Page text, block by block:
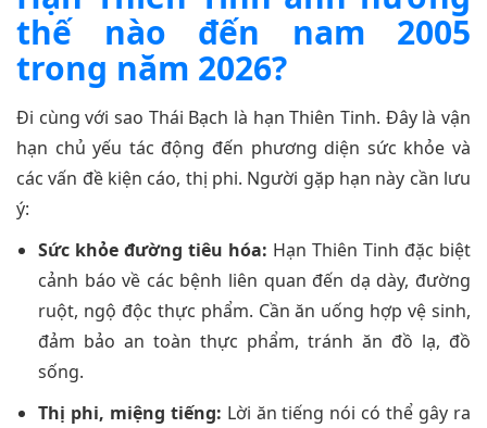
thế nào đến nam 2005
trong năm 2026?
Đi cùng với sao Thái Bạch là hạn Thiên Tinh. Đây là vận
hạn chủ yếu tác động đến phương diện sức khỏe và
các vấn đề kiện cáo, thị phi. Người gặp hạn này cần lưu
ý:
Sức khỏe đường tiêu hóa: Hạn Thiên Tinh đặc biệt
cảnh báo về các bệnh liên quan đến dạ dày, đường
ruột, ngộ độc thực phẩm. Cần ăn uống hợp vệ sinh,
đảm bảo an toàn thực phẩm, tránh ăn đồ lạ, đồ
sống.
Thị phi, miệng tiếng: Lời ăn tiếng nói có thể gây ra